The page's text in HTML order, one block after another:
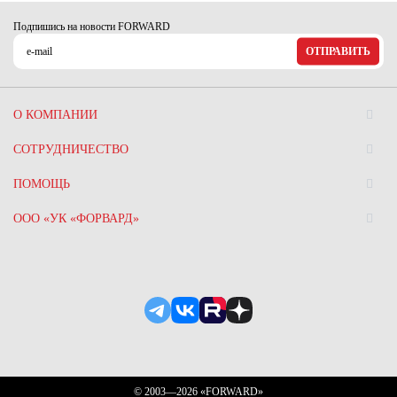
Ханты-Мансийский автономный округ (3)
Челябинская область (2)
Ямало-Ненецкий автономный округ (1)
Ярославская область (1)
Подпишись на новости FORWARD
ОТПРАВИТЬ
О КОМПАНИИ
СОТРУДНИЧЕСТВО
ПОМОЩЬ
ООО «УК «ФОРВАРД»
© 2003—2026 «FORWARD»